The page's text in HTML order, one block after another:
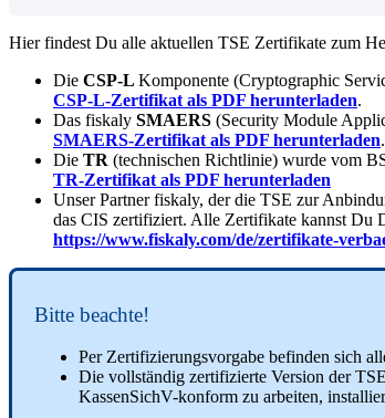
Hier findest Du alle aktuellen TSE Zertifikate zum
Die CSP-L Komponente (Cryptographic
CSP-L-Zertifikat als PDF herunterladen.
Das fiskaly SMAERS (Security Module
SMAERS-Zertifikat als PDF herunterladen.
Die TR (technischen Richtlinie) wurde vom
TR-Zertifikat als PDF herunterladen
Unser Partner fiskaly, der die TSE zur
das CIS zertifiziert. Alle Zertifikate kannst Du
https://www.fiskaly.com/de/zertifikate-
Bitte beachte!
Per Zertifizierungsvorgabe befinden sich
Die vollständig zertifizierte Version der
KassenSichV-konform zu arbeiten,